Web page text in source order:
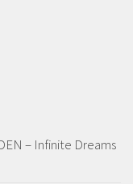
– Infinite Dreams